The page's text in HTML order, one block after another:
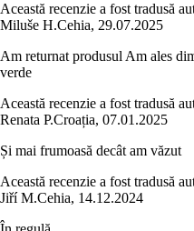
Această recenzie a fost tradusă
Miluše H.Cehia, 29.07.2025
Am returnat produsul Am ales
verde
Această recenzie a fost tradusă
Renata P.Croația, 07.01.2025
Și mai frumoasă decât am văzut
Această recenzie a fost tradusă
Jiří M.Cehia, 14.12.2024